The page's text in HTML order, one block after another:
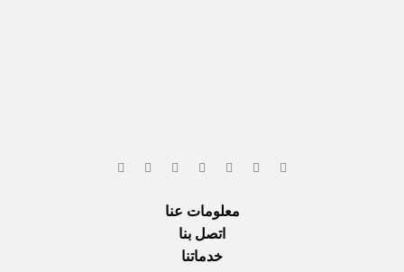
معلومات عنا
اتصل بنا
خدماتنا